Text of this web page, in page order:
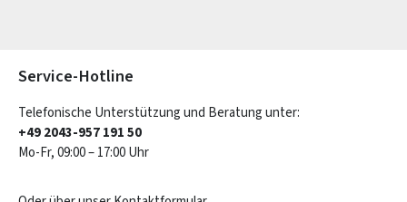
Service-Hotline
Telefonische Unterstützung und Beratung unter:
+49 2043-957 191 50
Mo-Fr, 09:00 – 17:00 Uhr